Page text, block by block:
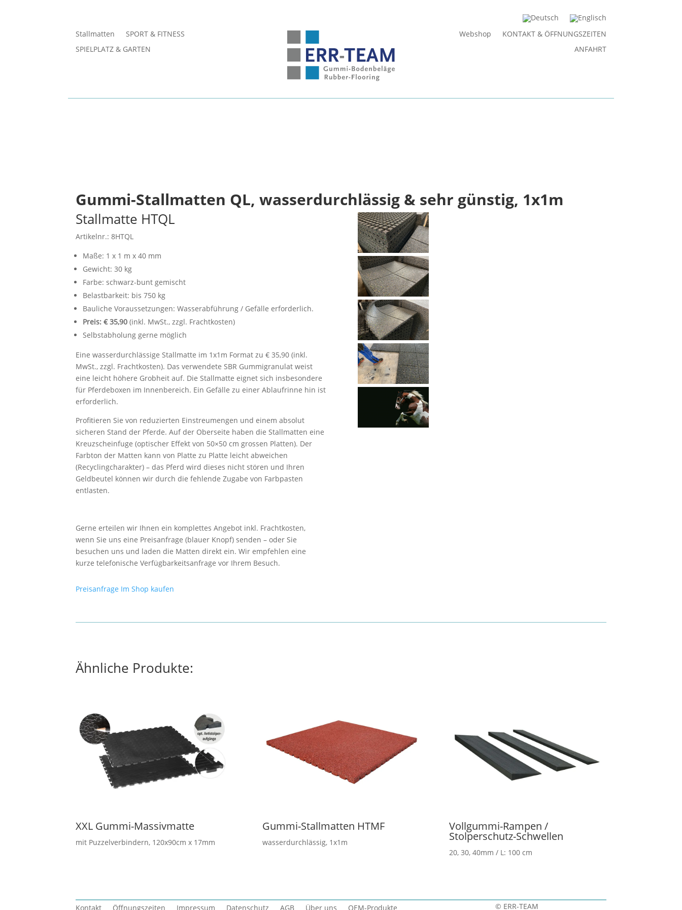
Stallmatten
SPORT & FITNESS
SPIELPLATZ & GARTEN
Webshop
KONTAKT & ÖFFNUNGSZEITEN
ANFAHRT
Gummi-Stallmatten QL, wasserdurchlässig & sehr günstig, 1x1m
Stallmatte HTQL
Artikelnr.: 8HTQL
Maße: 1 x 1 m x 40 mm
Gewicht: 30 kg
Farbe: schwarz-bunt gemischt
Belastbarkeit: bis 750 kg
Bauliche Voraussetzungen: Wasserabführung / Gefälle erforderlich.
Preis: € 35,90 (inkl. MwSt., zzgl. Frachtkosten)
Selbstabholung gerne möglich
Eine wasserdurchlässige Stallmatte im 1x1m Format zu € 35,90 (inkl.
MwSt., zzgl. Frachtkosten). Das verwendete SBR Gummigranulat weist
eine leicht höhere Grobheit auf. Die Stallmatte eignet sich insbesondere
für Pferdeboxen im Innenbereich. Ein Gefälle zu einer Ablaufrinne hin ist
erforderlich.
Profitieren Sie von reduzierten Einstreumengen und einem absolut
sicheren Stand der Pferde. Auf der Oberseite haben die Stallmatten eine
Kreuzscheinfuge (optischer Effekt von 50×50 cm grossen Platten). Der
Farbton der Matten kann von Platte zu Platte leicht abweichen
(Recyclingcharakter) – das Pferd wird dieses nicht stören und Ihren
Geldbeutel können wir durch die fehlende Zugabe von Farbpasten
entlasten.
Gerne erteilen wir Ihnen ein komplettes Angebot inkl. Frachtkosten,
wenn Sie uns eine Preisanfrage (blauer Knopf) senden – oder Sie
besuchen uns und laden die Matten direkt ein. Wir empfehlen eine
kurze telefonische Verfügbarkeitsanfrage vor Ihrem Besuch.
Preisanfrage Im Shop kaufen
Ähnliche Produkte:
XXL Gummi-Massivmatte
mit Puzzelverbindern, 120x90cm x 17mm
Gummi-Stallmatten HTMF
wasserdurchlässig, 1x1m
Vollgummi-Rampen /
Stolperschutz-Schwellen
20, 30, 40mm / L: 100 cm
Kontakt Öffnungszeiten Impressum Datenschutz AGB Über uns OEM-Produkte © ERR-TEAM